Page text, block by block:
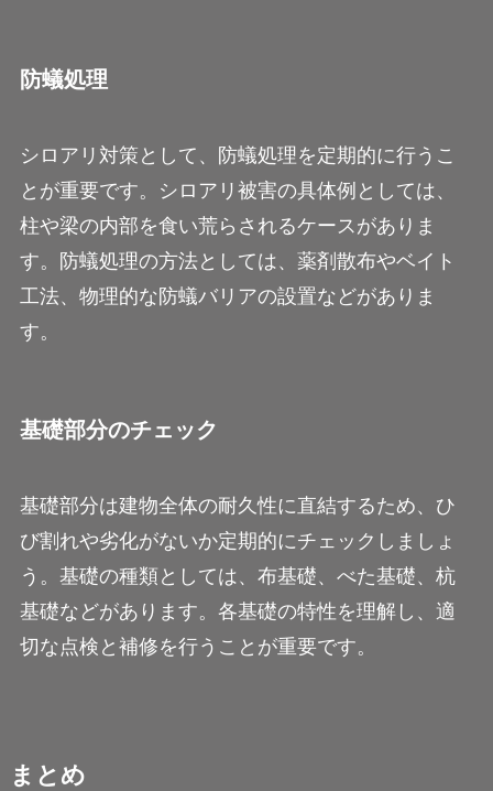
防蟻処理
シロアリ対策として、防蟻処理を定期的に行うこ
とが重要です。シロアリ被害の具体例としては、
柱や梁の内部を食い荒らされるケースがありま
す。防蟻処理の方法としては、薬剤散布やベイト
工法、物理的な防蟻バリアの設置などがありま
す。
基礎部分のチェック
基礎部分は建物全体の耐久性に直結するため、ひ
び割れや劣化がないか定期的にチェックしましょ
う。基礎の種類としては、布基礎、べた基礎、杭
基礎などがあります。各基礎の特性を理解し、適
切な点検と補修を行うことが重要です。
まとめ